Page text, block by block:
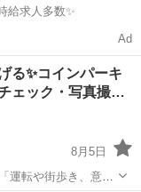
！高時給求人多数✨
Ad
る✨コインパーキ
ェック・写真撮…
8月5日
運転や街歩き、意外